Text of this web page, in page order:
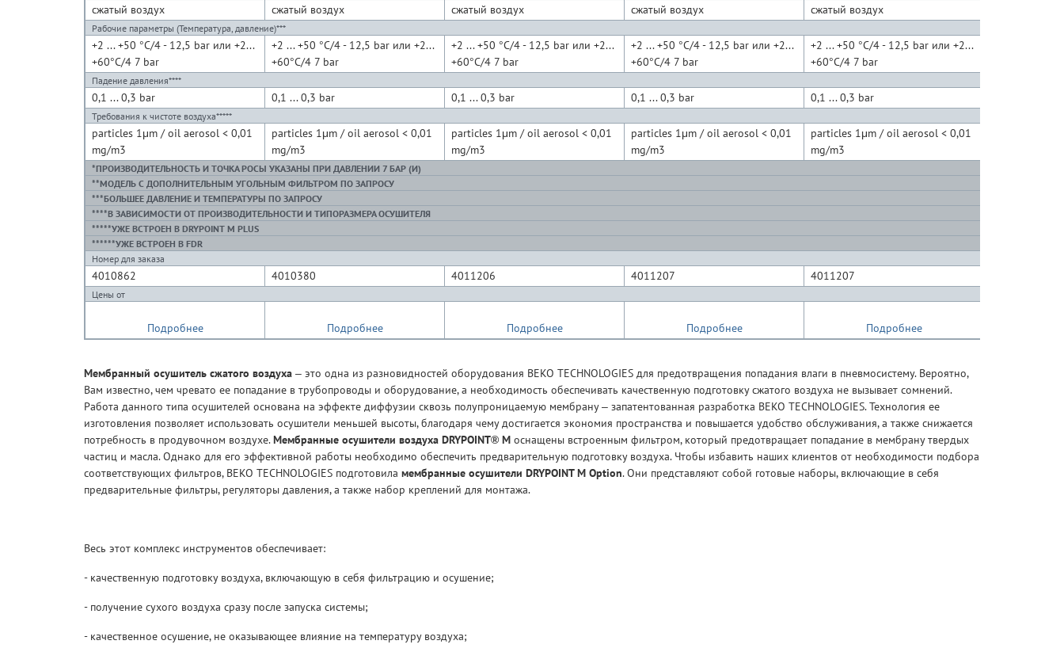
сжатый воздух сжатый воздух сжатый воздух сжатый воздух сжатый воздух
Рабочие параметры (Температура, давление)***
+2 ... +50 °C/4 - 12,5 bar или +2...
+60°C/4 7 bar
+2 ... +50 °C/4 - 12,5 bar или +2...
+60°C/4 7 bar
+2 ... +50 °C/4 - 12,5 bar или +2...
+60°C/4 7 bar
+2 ... +50 °C/4 - 12,5 bar или +2...
+60°C/4 7 bar
+2 ... +50 °C/4 - 12,5 bar или +2...
+60°C/4 7 bar
Падение давления****
0,1 ... 0,3 bar 0,1 ... 0,3 bar 0,1 ... 0,3 bar 0,1 ... 0,3 bar 0,1 ... 0,3 bar
Требования к чистоте воздуха*****
particles 1μm / oil aerosol < 0,01
mg/m3
particles 1μm / oil aerosol < 0,01
mg/m3
particles 1μm / oil aerosol < 0,01
mg/m3
particles 1μm / oil aerosol < 0,01
mg/m3
particles 1μm / oil aerosol < 0,01
mg/m3
*ПРОИЗВОДИТЕЛЬНОСТЬ И ТОЧКА РОСЫ УКАЗАНЫ ПРИ ДАВЛЕНИИ 7 БАР (И)
**МОДЕЛЬ С ДОПОЛНИТЕЛЬНЫМ УГОЛЬНЫМ ФИЛЬТРОМ ПО ЗАПРОСУ
***БОЛЬШЕЕ ДАВЛЕНИЕ И ТЕМПЕРАТУРЫ ПО ЗАПРОСУ
****В ЗАВИСИМОСТИ ОТ ПРОИЗВОДИТЕЛЬНОСТИ И ТИПОРАЗМЕРА ОСУШИТЕЛЯ
*****УЖЕ ВСТРОЕН В DRYPOINT M PLUS
******УЖЕ ВСТРОЕН В FDR
Номер для заказа
4010862 4010380 4011206 4011207 4011207
Цены от
Подробнее Подробнее Подробнее Подробнее Подробнее
Мембранный осушитель сжатого воздуха – это одна из разновидностей оборудования BEKO TECHNOLOGIES для предотвращения попадания влаги в пневмосистему. Вероятно,
Вам известно, чем чревато ее попадание в трубопроводы и оборудование, а необходимость обеспечивать качественную подготовку сжатого воздуха не вызывает сомнений.
Работа данного типа осушителей основана на эффекте диффузии сквозь полупроницаемую мембрану – запатентованная разработка BEKO TECHNOLOGIES. Технология ее
изготовления позволяет использовать осушители меньшей высоты, благодаря чему достигается экономия пространства и повышается удобство обслуживания, а также снижается
потребность в продувочном воздухе.Мембранные осушители воздуха DRYPOINT® M оснащены встроенным фильтром, который предотвращает попадание в мембрану твердых
частиц и масла. Однако для его эффективной работы необходимо обеспечить предварительную подготовку воздуха. Чтобы избавить наших клиентов от необходимости подбора
соответствующих фильтров, BEKO TECHNOLOGIES подготовила мембранные осушители DRYPOINT M Option. Они представляют собой готовые наборы, включающие в себя
предварительные фильтры, регуляторы давления, а также набор креплений для монтажа.
Весь этот комплекс инструментов обеспечивает:
- качественную подготовку воздуха, включающую в себя фильтрацию и осушение;
- получение сухого воздуха сразу после запуска системы;
- качественное осушение, не оказывающее влияние на температуру воздуха;